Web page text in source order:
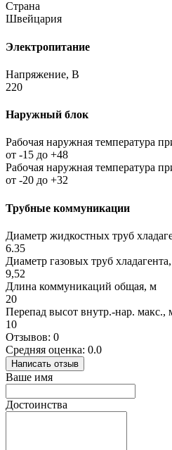
Страна
Швейцария
Электропитание
Напряжение, В
220
Наружный блок
Рабочая наружная температура
от -15 до +48
Рабочая наружная температура
от -20 до +32
Трубные коммуникации
Диаметр жидкостных труб
6.35
Диаметр газовых труб
9,52
Длина коммуникаций общая, м
20
Перепад высот внутр.-нар. макс.,
10
Отзывов: 0
Средняя оценка: 0.0
Написать отзыв
Ваше имя
Достоинства